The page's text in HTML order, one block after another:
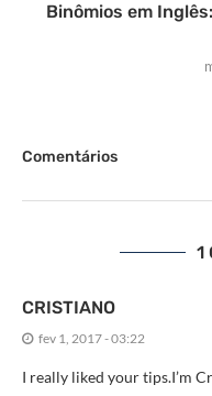
Binômios em
Comentários
1
CRISTIANO
fev 1, 2017 - 03:22
I really liked your tips.I’m